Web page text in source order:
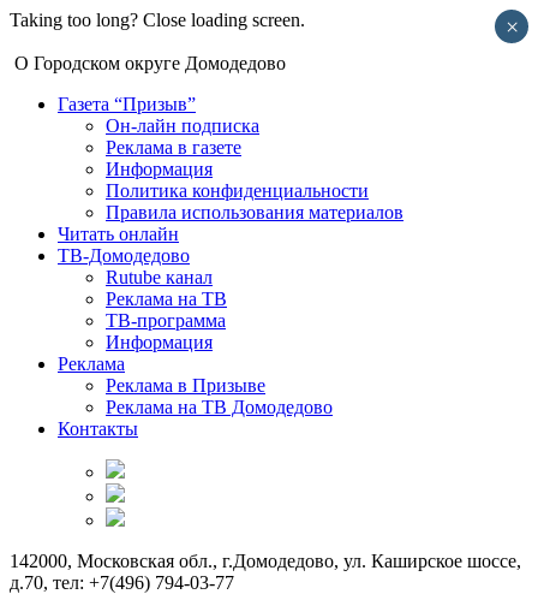
Taking too long? Close loading screen.
О Городском округе Домодедово
Газета “Призыв”
Он-лайн подписка
Реклама в газете
Информация
Политика конфиденциальности
Правила использования материалов
Читать онлайн
ТВ-Домодедово
Rutube канал
Реклама на ТВ
ТВ-программа
Информация
Реклама
Реклама в Призыве
Реклама на ТВ Домодедово
Контакты
142000, Московская обл., г.Домодедово, ул. Каширское шоссе,
д.70, тел: +7(496) 794-03-77
×